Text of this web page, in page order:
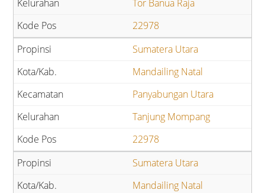
Tor Banua Raja
22978
Sumatera Utara
Mandailing Natal
Panyabungan Utara
Tanjung Mompang
22978
Sumatera Utara
Mandailing Natal